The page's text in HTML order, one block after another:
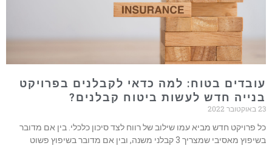
עובדים בטוח: למה כדאי לקבלנים בפרויקט
בנייה חדש לעשות ביטוח קבלנים?
23 באוקטובר 2022
כל פרויקט חדש מביא עמו שילוב של רווח לצד סיכון כלכלי. בין אם מדובר
בשיפוץ מאסיבי שמצריך 3 קבלני משנה, ובין אם מדובר בשיפוץ פשוט